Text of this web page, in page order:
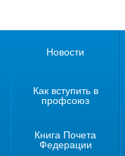
Новости
Как вступить в
профсоюз
Книга Почета
Федерации